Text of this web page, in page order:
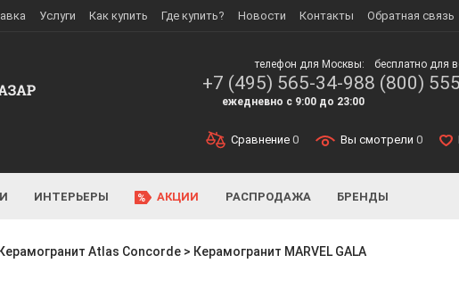
Услуги Как купить Где купить? Новости Контакты Обратная связь
телефон для Москвы:
+7 (495) 565-34-98
ежедневно с 9:00 до 23:00
бесплатно для
8 (800)
Сравнение 0 Вы смотрели 0
ИНТЕРЬЕРЫ АКЦИИ РАСПРОДАЖА БРЕНДЫ
Керамогранит Atlas Concorde > Керамогранит MARVEL GALA